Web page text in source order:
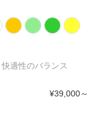
適性のバランス
¥39,000～